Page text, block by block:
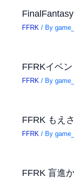
FFRK / By
FFRKイベ
FFRK / By
FFRK もえ
FFRK / By
FFRK 盲進